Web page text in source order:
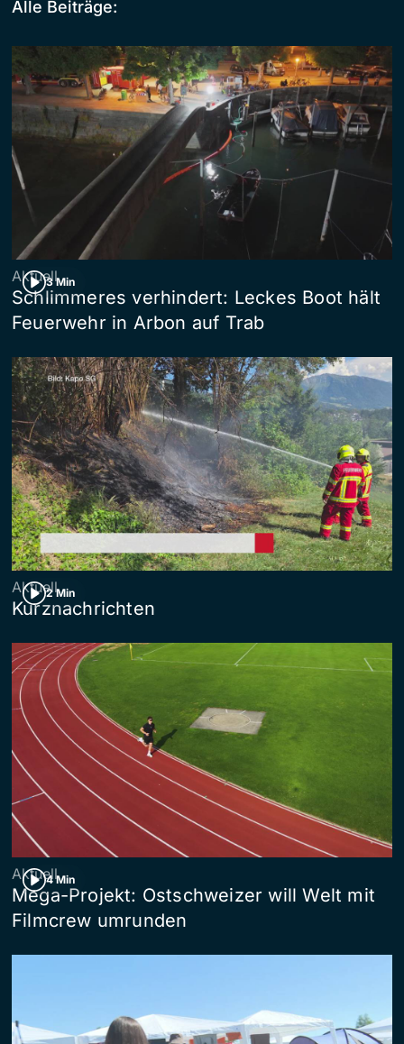
Alle Beiträge:
3 Min
Aktuell
Schlimmeres verhindert: Leckes Boot hält
Feuerwehr in Arbon auf Trab
2 Min
Aktuell
Kurznachrichten
4 Min
Aktuell
Mega-Projekt: Ostschweizer will Welt mit
Filmcrew umrunden